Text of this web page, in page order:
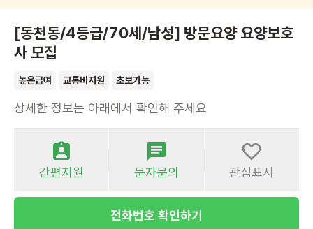
[동천동/4등급/70세/남성] 방문요양 요양보호
사 모집
높은급여 교통비지원 초보가능
상세한 정보는 아래에서 확인해 주세요
간편지원 문자문의 관심표시
전화번호 확인하기